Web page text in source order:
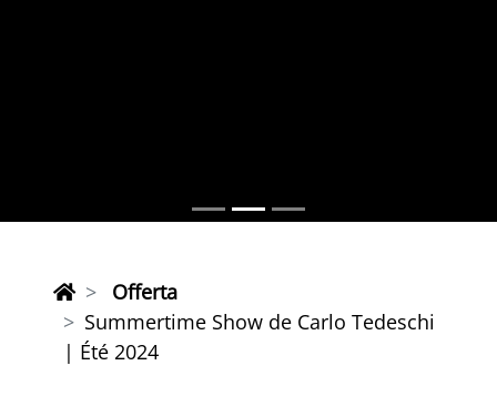
Offerta
Summertime Show de Carlo Tedeschi
| Été 2024